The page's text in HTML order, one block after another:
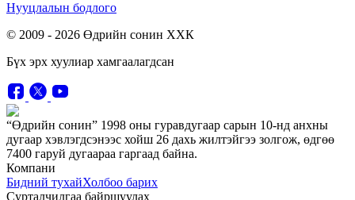
Нууцлалын бодлого
© 2009 - 2026 Өдрийн сонин ХХК
Бүх эрх хуулиар хамгаалагдсан
“Өдрийн сонин” 1998 оны гуравдугаар сарын 10-нд анхны
дугаар хэвлэгдсэнээс хойш 26 дахь жилтэйгээ золгож, өдгөө
7400 гаруй дугаараа гаргаад байна.
Компани
Бидний тухайХолбоо барих
Сурталчилгаа байршуулах